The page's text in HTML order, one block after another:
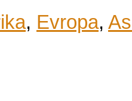
, Evropa,